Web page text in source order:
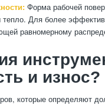
Форма рабочей
тепло. Для более
равномерному
и износ?
которые определяют